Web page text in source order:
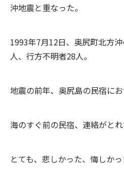
沖地震と重なった。
1993年7月12日、奥尻町北方
人、行方不明者28人。
地震の前年、奥尻島の民宿にお
海のすぐ前の民宿、連絡がとれ
とても、悲しかった、悔しかっ